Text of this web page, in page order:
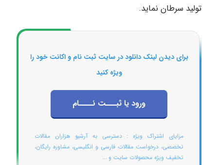
تولید سرطان نماید.
برای دیدن لینک دانلود در سایت ثبت نام و اکانت خود را
ویژه کنید
ورود یا ثبـــت نــــام
مزایای اشتراک ویژه : دسترسی به آرشیو هزاران مقالات
تخصصی، درخواست مقالات فارسی و انگلیسی، مشاوره رایگان،
تخفیف ویژه محصولات سایت و ...